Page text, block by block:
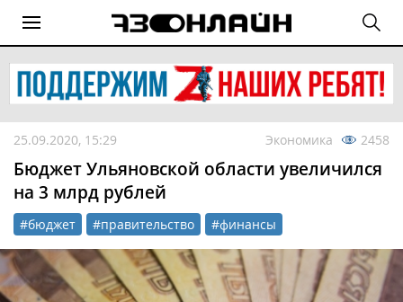
25.09.2020, 15:29 Экономика 2458
Бюджет Ульяновской области увеличился
на 3 млрд рублей
#бюджет #правительство #финансы